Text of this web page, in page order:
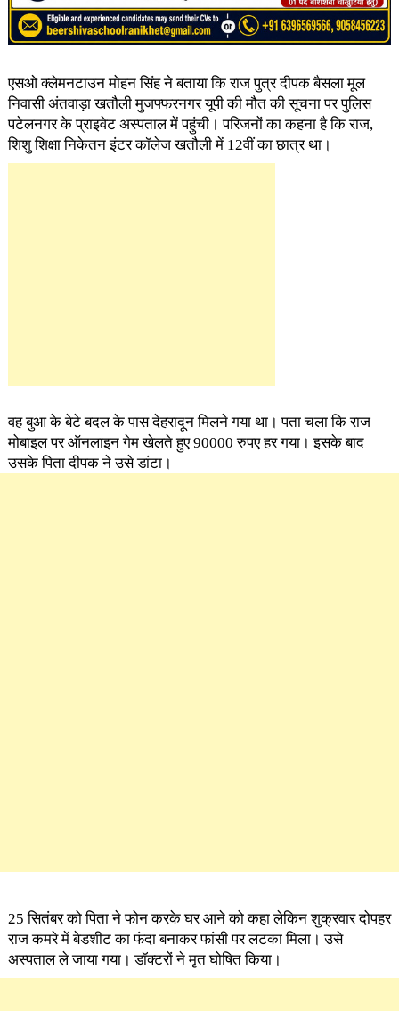
एसओ क्लेमनटाउन मोहन सिंह ने बताया कि राज पुत्र दीपक बैसला मूल
निवासी अंतवाड़ा खतौली मुजफ्फरनगर यूपी की मौत की सूचना पर पुलिस
पटेलनगर के प्राइवेट अस्पताल में पहुंची। परिजनों का कहना है कि राज,
शिशु शिक्षा निकेतन इंटर कॉलेज खतौली में 12वीं का छात्र था।
वह बुआ के बेटे बदल के पास देहरादून मिलने गया था। पता चला कि राज
मोबाइल पर ऑनलाइन गेम खेलते हुए 90000 रुपए हर गया। इसके बाद
उसके पिता दीपक ने उसे डांटा।
25 सितंबर को पिता ने फोन करके घर आने को कहा लेकिन शुक्रवार दोपहर
राज कमरे में बेडशीट का फंदा बनाकर फांसी पर लटका मिला। उसे
अस्पताल ले जाया गया। डॉक्टरों ने मृत घोषित किया।